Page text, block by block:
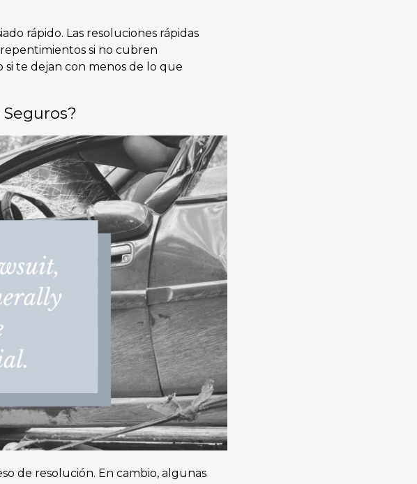
rápido. Las resoluciones rápidas
si no cubren
te dejan con menos de lo que
de resolución. En cambio, algunas